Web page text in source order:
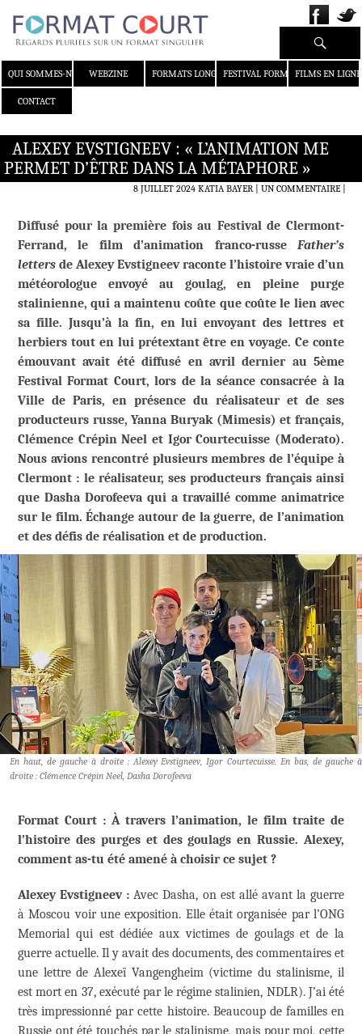
QUI SOMMES-NOUS ?WEBZINE FORMATS LONGS FESTIVAL FORMAT COURT
FILMS EN LIGNE
CONTACT
Recherche
ALEXEY EVSTIGNEEV : « L’ANIMATION ME
PERMET D’ÊTRE DANS LA MÉTAPHORE »
8 JUILLET 2024 KATIA BAYER UN COMMENTAIRE|
Diffusé pour la première fois au Festival de Clermont-
Ferrand, le film d’animation franco-russe Father’s
letters de Alexey Evstigneev raconte l’histoire vraie d’un
météorologue envoyé au goulag, en pleine purge
stalinienne, qui a maintenu coûte que coûte le lien avec
sa fille. Jusqu’à la fin, en lui envoyant des lettres et
herbiers tout en lui prétextant être en voyage. Ce conte
émouvant avait été diffusé en avril dernier au 5ème
Festival Format Court, lors de la séance consacrée à la
Ville de Paris, en présence du réalisateur et de ses
producteurs russe, Yanna Buryak (Mimesis) et français,
Clémence Crépin Neel et Igor Courtecuisse (Moderato).
Nous avions rencontré plusieurs membres de l’équipe à
Clermont : le réalisateur, ses producteurs français ainsi
que Dasha Dorofeeva qui a travaillé comme animatrice
sur le film. Échange autour de la guerre, de l’animation
et des défis de réalisation et de production.
En haut, de gauche à droite : Alexey Evstigneev, Igor Courtecuisse. En bas, de gauche à
droite : Clémence Crépin Neel, Dasha Dorofeeva
Format Court : À travers l’animation, le film traite de
l’histoire des purges et des goulags en Russie. Alexey,
comment as-tu été amené à choisir ce sujet ?
Alexey Evstigneev : Avec Dasha, on est allé avant la guerre
à Moscou voir une exposition. Elle était organisée par l’ONG
Memorial qui est dédiée aux victimes de goulags et de la
guerre actuelle. Il y avait des documents, des commentaires et
une lettre de Alexeï Vangengheim (victime du stalinisme, il
est mort en 37, exécuté par le régime stalinien, NDLR). J’ai été
très impressionné par cette histoire. Beaucoup de familles en
Russie ont été touchés par le stalinisme, mais pour moi, cette